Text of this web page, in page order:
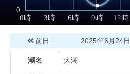
前日 2025年6月24日
潮名 大潮